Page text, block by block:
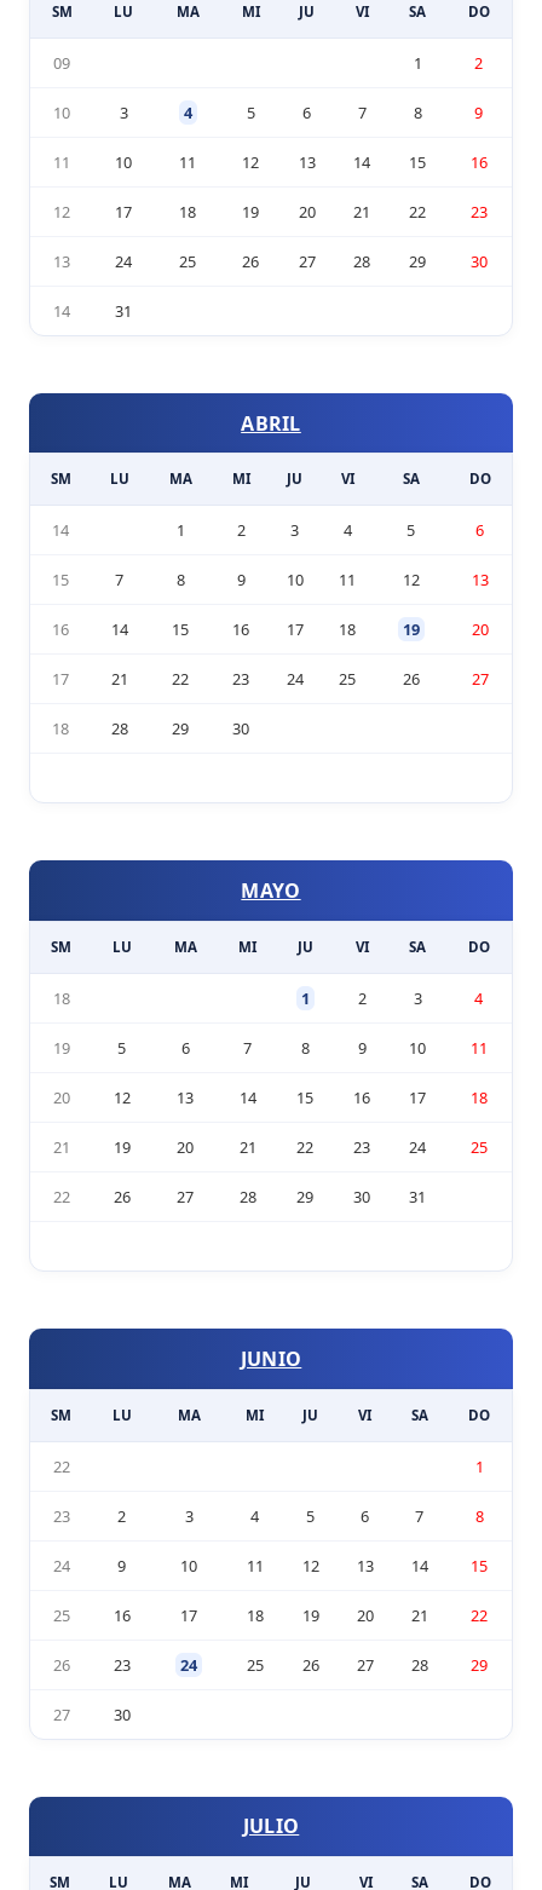
SM LU MA MI JU VI SA DO
09 1 2
10 3 4 5 6 7 8 9
11 10 11 12 13 14 15 16
12 17 18 19 20 21 22 23
13 24 25 26 27 28 29 30
14 31
ABRIL
SM LU MA MI JU VI SA DO
14 1 2 3 4 5 6
15 7 8 9 10 11 12 13
16 14 15 16 17 18 19 20
17 21 22 23 24 25 26 27
18 28 29 30
MAYO
SM LU MA MI JU VI SA DO
18 1 2 3 4
19 5 6 7 8 9 10 11
20 12 13 14 15 16 17 18
21 19 20 21 22 23 24 25
22 26 27 28 29 30 31
JUNIO
SM LU MA MI JU VI SA DO
22 1
23 2 3 4 5 6 7 8
24 9 10 11 12 13 14 15
25 16 17 18 19 20 21 22
26 23 24 25 26 27 28 29
27 30
JULIO
SM LU MA MI JU VI SA DO